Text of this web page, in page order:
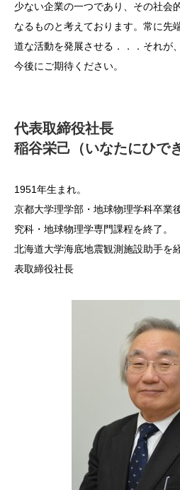
少ない企業の一つであり、その社会
なるものと考えております。常に先
道な活動を発展させる．．．それが
今後にご期待ください。
代表取締役社長
稲谷栄己（いなたにひでき
1951年生まれ。
京都大学理学部・地球物理学科卒業
究科・地球物理学専門課程を終了。
北海道大学海底地震観測施設助手を
表取締役社長